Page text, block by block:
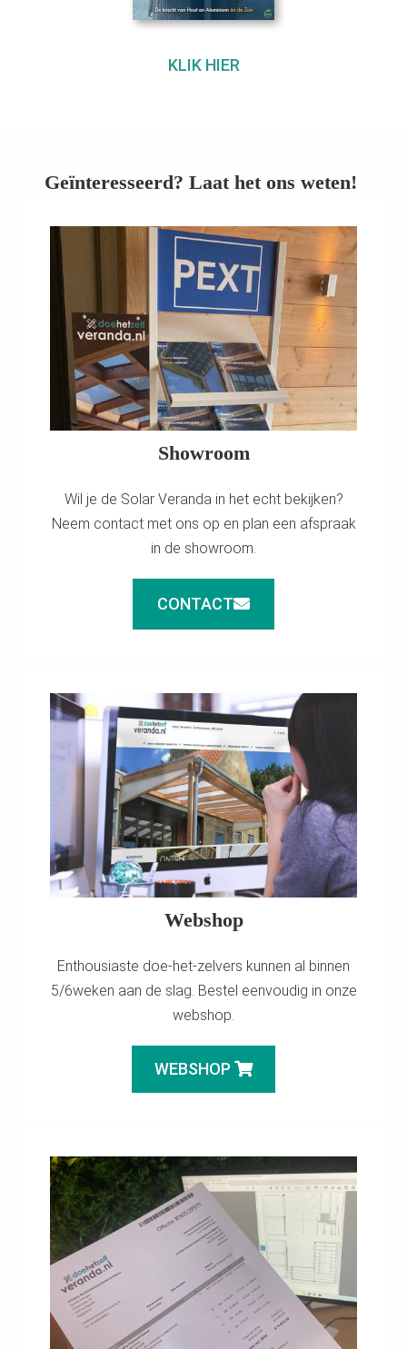
KLIK HIER
Geïnteresseerd? Laat het ons weten!
Showroom
Wil je de Solar Veranda in het echt bekijken?
Neem contact met ons op en plan een afspraak
in de showroom.
CONTACT
Webshop
Enthousiaste doe-het-zelvers kunnen al binnen
5/6weken aan de slag. Bestel eenvoudig in onze
webshop.
WEBSHOP